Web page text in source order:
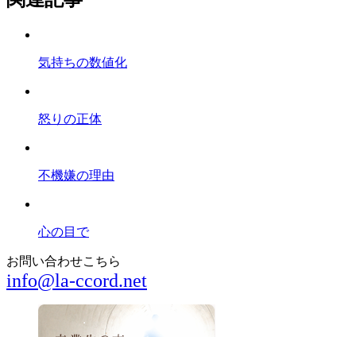
気持ちの数値化
怒りの正体
不機嫌の理由
心の目で
お問い合わせこちら
info@la-ccord.net